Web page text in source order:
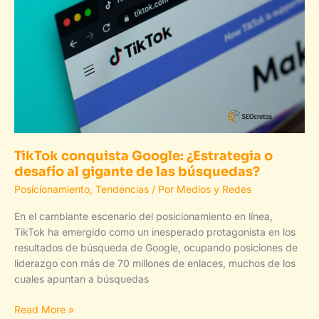
TikTok conquista Google: ¿Estrategia o
desafío al gigante de las búsquedas?
Posicionamiento, Tendencias / Por Medios y Redes
En el cambiante escenario del posicionamiento en línea,
TikTok ha emergido como un inesperado protagonista en los
resultados de búsqueda de Google, ocupando posiciones de
liderazgo con más de 70 millones de enlaces, muchos de los
cuales apuntan a búsquedas
TikTok
Read More »